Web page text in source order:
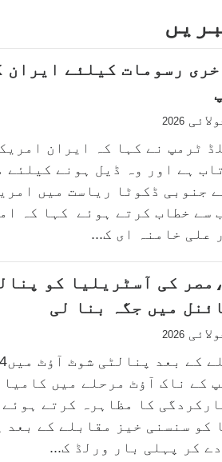
رسومات کیلئے ایران
2026
ٹرمپ نے کہا کہ ایران
ہے اور وہ ڈیل ہونے کیلئے
سے خطاب کرتے ہوئے کہا کہ
علی خامنہ ای ک...
کی آسٹریلیا کو
میں جگہ بنا لی
2026
کے ناک آؤٹ مرحلے میں
کا مظاہرہ کرتے
کو سنسنی خیز مقابلے کے بعد